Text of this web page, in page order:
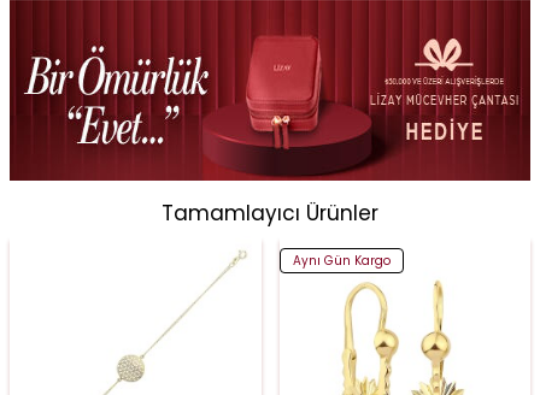
Tamamlayıcı Ürünler
Aynı Gün Kargo